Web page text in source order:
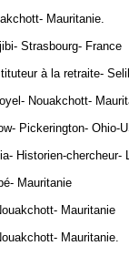
Mauritanie.
Strasbourg- France
à la retraite-
Nouakchott-
Pickerington- Ohio-
Historien-chercheur-
Mauritanie
Mauritanie
Mauritanie.